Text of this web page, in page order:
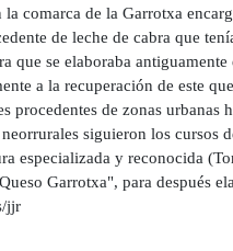
comarca de la Garrotxa
de leche de cabra que
que se elaboraba
a la recuperación de este
de zonas urbanas
siguieron los cursos
especializada y reconocida
Garrotxa", para después
jjr